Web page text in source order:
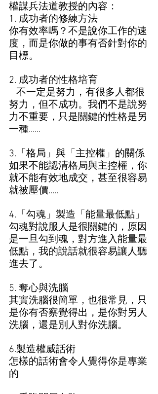
權謀兵法道教授的內容：
1. 成功者的修練方法
你有效率嗎？不是說你工作的速
度，而是你做的事有否針對你的
目標。
2. 成功者的性格培育
不一定是努力，有很多人都很
努力，但不成功。我們不是說努
力不重要，只是關鍵的性格是另
一種......
3.「格局」與「主控權」的關係
如果不能認清格局與主控權，你
就不能有效地成交，甚至很容易
就被壓價.....
4.「勾魂」製造「能量最低點」
勾魂對說服人是很關鍵的，原因
是一旦勾到魂，對方進入能量最
低點，我的說話就很容易讓人聽
進去了。
5. 奪心與洗腦
其實洗腦很簡單，也很常見，只
是你有否察覺得出，是你對另人
洗腦，還是別人對你洗腦。
6.製造權威話術
怎樣的話術會令人覺得你是專業
的